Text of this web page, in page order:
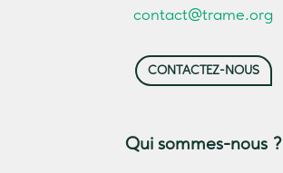
contact@trame.org
CONTACTEZ-NOUS
Qui sommes-nous ?